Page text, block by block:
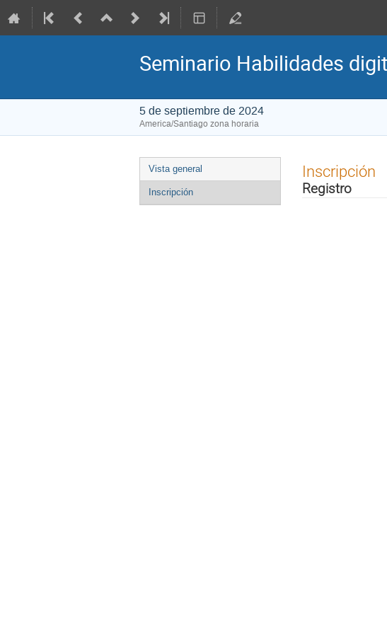
Seminario Habilidades
5 de septiembre de 2024
America/Santiago zona horaria
Event
menu
Vista general
Inscripción
Inscripción
Registro